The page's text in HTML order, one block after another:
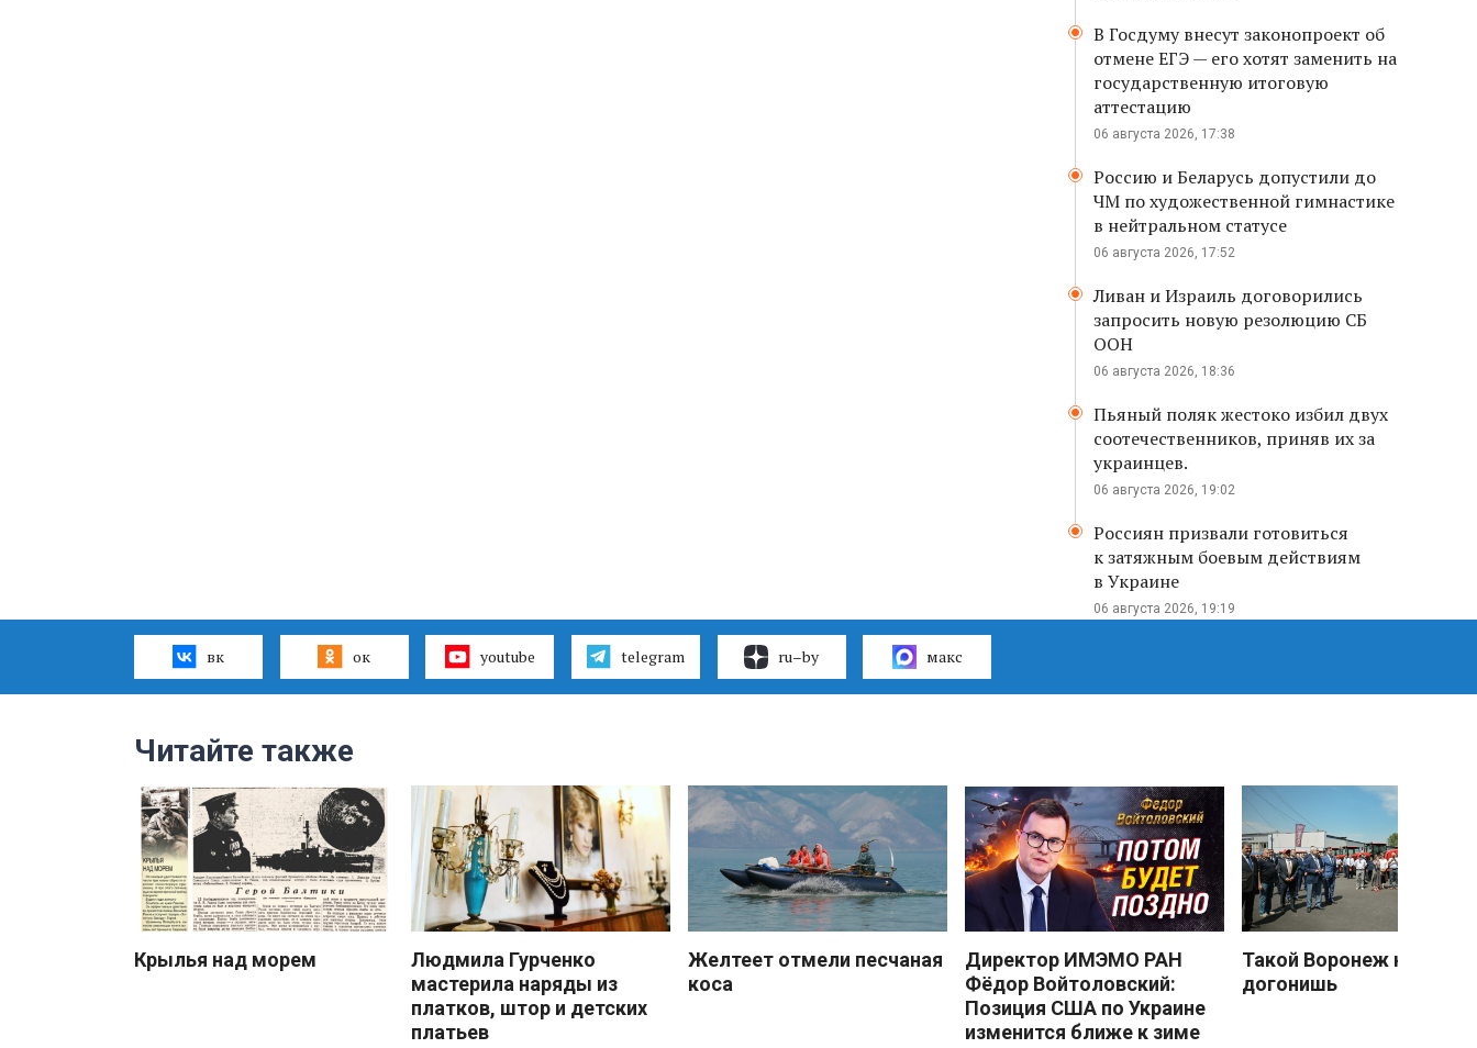
В Госдуму внесут законопроект об
отмене ЕГЭ — его хотят заменить на
государственную итоговую
аттестацию
06 августа 2026, 17:38
Россию и Беларусь допустили до
ЧМ по художественной гимнастике
в нейтральном статусе
06 августа 2026, 17:52
Ливан и Израиль договорились
запросить новую резолюцию СБ
ООН
06 августа 2026, 18:36
Пьяный поляк жестоко избил двух
соотечественников, приняв их за
украинцев.
06 августа 2026, 19:02
Россиян призвали готовиться
к затяжным боевым действиям
в Украине
06 августа 2026, 19:19
вк ок youtube telegram ru–by макс
Читайте также
Крылья над морем
Людмила Гурченко
мастерила наряды из
платков, штор и детских
платьев
Желтеет отмели песчаная
коса
Директор ИМЭМО РАН
Фёдор Войтоловский:
Позиция США по Украине
изменится ближе к зиме
Такой Воронеж не
догонишь